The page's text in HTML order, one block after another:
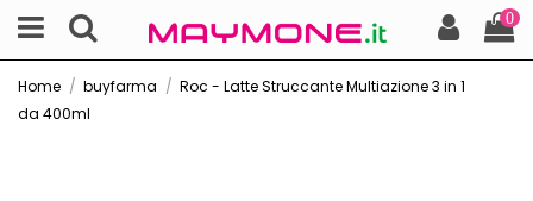
0
Home buyfarma
Roc - Latte Struccante Multiazione 3 in 1
da 400ml